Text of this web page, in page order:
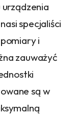
specjaliści
i
zauważyć
są w